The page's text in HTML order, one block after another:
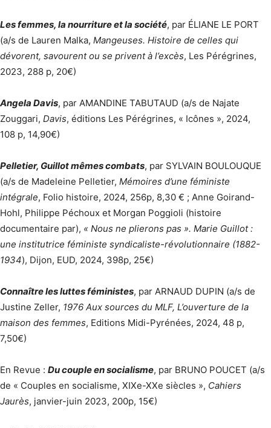
Les femmes, la nourriture et la société, par ÉLIANE LE PORT
(a/s de Lauren Malka, Mangeuses. Histoire de celles qui
dévorent, savourent ou se privent à l’excès, Les Pérégrines,
2023, 288 p, 20€)
Angela Davis, par AMANDINE TABUTAUD (a/s de Najate
Zouggari, Davis, éditions Les Pérégrines, « Icônes », 2024,
108 p, 14,90€)
Pelletier, Guillot mêmes combats, par SYLVAIN BOULOUQUE
(a/s de Madeleine Pelletier, Mémoires d’une féministe
intégrale, Folio histoire, 2024, 256p, 8,30 € ; Anne Goirand-
Hohl, Philippe Péchoux et Morgan Poggioli (histoire
documentaire par), « Nous ne plierons pas ». Marie Guillot :
une institutrice féministe syndicaliste-révolutionnaire (1882-
1934), Dijon, EUD, 2024, 398p, 25€)
Connaître les luttes féministes, par ARNAUD DUPIN (a/s de
Justine Zeller, 1976 Aux sources du MLF, L’ouverture de la
maison des femmes, Editions Midi-Pyrénées, 2024, 48 p,
7,50€)
En Revue : Du couple en socialisme, par BRUNO POUCET (a/s
de « Couples en socialisme, XIXe-XXe siècles », Cahiers
Jaurès, janvier-juin 2023, 200p, 15€)